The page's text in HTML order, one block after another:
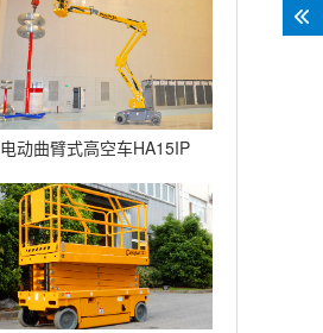
电动曲臂式高空车HA15IP